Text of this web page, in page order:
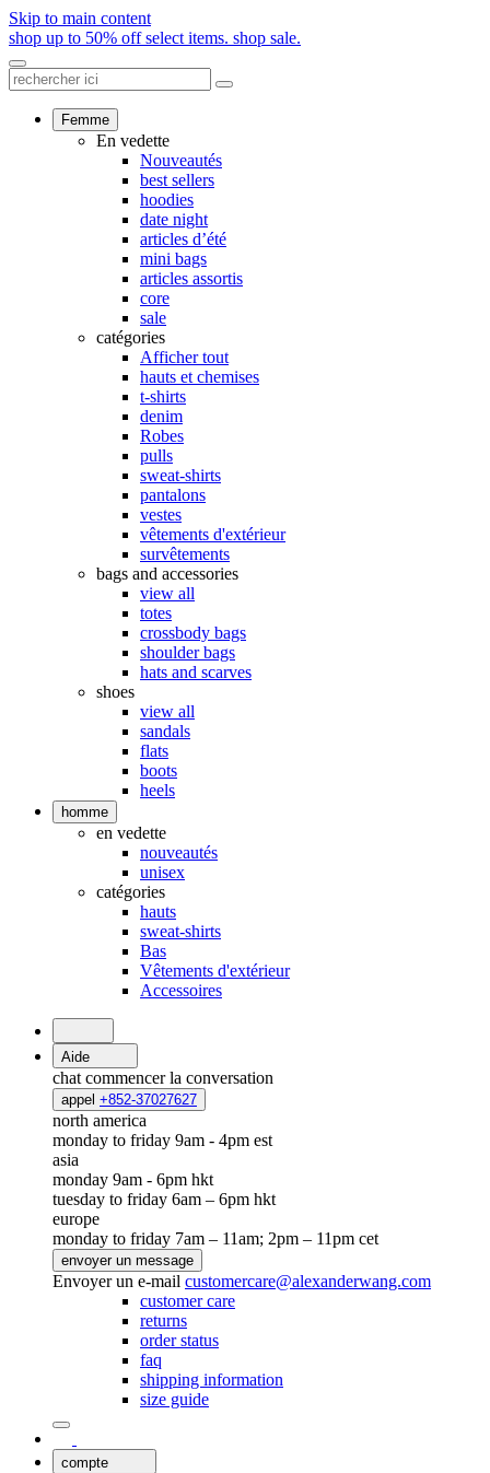
Skip to main content
shop up to 50% off select items. shop sale.
Femme
En vedette
Nouveautés
best sellers
hoodies
date night
articles d’été
mini bags
articles assortis
core
sale
catégories
Afficher tout
hauts et chemises
t-shirts
denim
Robes
pulls
sweat-shirts
pantalons
vestes
vêtements d'extérieur
survêtements
bags and accessories
view all
totes
crossbody bags
shoulder bags
hats and scarves
shoes
view all
sandals
flats
boots
heels
homme
en vedette
nouveautés
unisex
catégories
hauts
sweat-shirts
Bas
Vêtements d'extérieur
Accessoires
Aide
chat commencer la conversation
appel +852-37027627
north america
monday to friday 9am - 4pm est
asia
monday 9am - 6pm hkt
tuesday to friday 6am – 6pm hkt
europe
monday to friday 7am – 11am; 2pm – 11pm cet
envoyer un message
Envoyer un e-mail customercare@alexanderwang.com
customer care
returns
order status
faq
shipping information
size guide
compte